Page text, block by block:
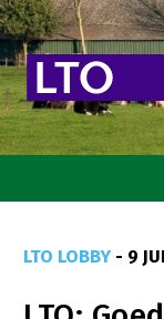
LTO LOBBY - 9